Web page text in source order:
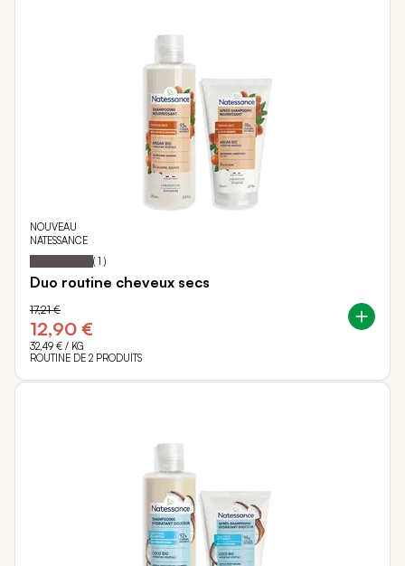
NOUVEAU
NATESSANCE
Notation: 100
% of
( 1 )
Duo routine cheveux secs
12,90 €
17,21 €
32,49 € / KG
ROUTINE DE 2 PRODUITS